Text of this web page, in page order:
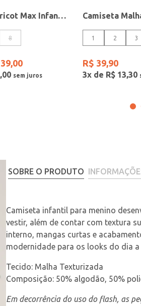
Camiseta Tricot Max Infantil Para Menino - MARROM
8
39,00
,00
1 2 3
R$ 39,90
3x de R$ 13,30
SOBRE O PRODUTO
Camiseta infantil para menino
vestir, além de contar com textura
interno, mangas curtas e
modernidade para os looks do dia
Tecido: Malha Texturizada
Composição: 50% algodão, 50%
Em decorrência do uso do flash, as